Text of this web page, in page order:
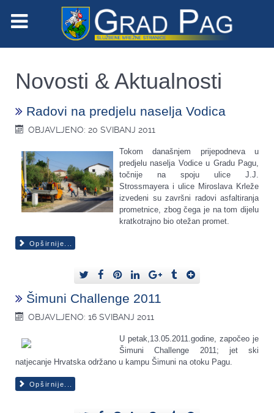
Novosti & Aktualnosti
Radovi na predjelu naselja Vodica
OBJAVLJENO: 20 SVIBANJ 2011
Tokom današnjem prijepodneva u
predjelu naselja Vodice u Gradu Pagu,
točnije na spoju ulice J.J.
Strossmayera i ulice Miroslava Krleže
izvedeni su završni radovi asfaltiranja
prometnice, zbog čega je na tom dijelu
kratkotrajno bio otežan promet.
Opširnije...
Šimuni Challenge 2011
OBJAVLJENO: 16 SVIBANJ 2011
U petak,13.05.2011.godine, započeo je
Šimuni Challenge 2011; jet ski
natjecanje Hrvatska održano u kampu Šimuni na otoku Pagu.
Opširnije...